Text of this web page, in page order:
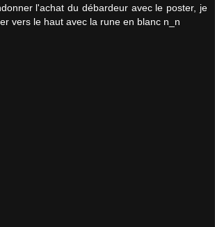
l'achat du débardeur avec le poster, je
vers le haut avec la rune en blanc n_n